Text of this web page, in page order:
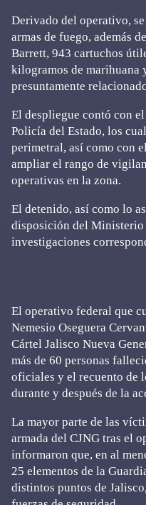
Derivado del operativo,
armas de fuego, además
Barrett, 943 cartuchos
kilogramos de
presuntamente
El despliegue contó con
Policía del Estado, los
perimetral, así como con
ampliar el rango de
operativas en la zona.
El detenido, así como lo
disposición del Ministerio
investigaciones
El operativo federal que
Nemesio Oseguera
Cártel Jalisco Nueva
más de 60 personas
oficiales y el recuento de
durante y después de la
La mayor parte de las
armada del CJNG tras el
informaron que, en al
25 elementos de la
distintos puntos de